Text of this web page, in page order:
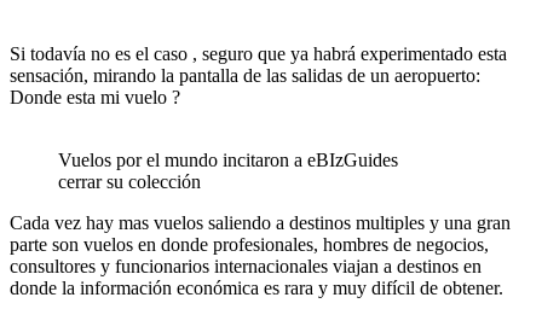
Si todavía no es el caso , seguro que ya habrá experimentado esta
sensación, mirando la pantalla de las salidas de un aeropuerto:
Donde esta mi vuelo ?
Vuelos por el mundo incitaron a eBIzGuides
cerrar su colección
Cada vez hay mas vuelos saliendo a destinos multiples y una gran
parte son vuelos en donde profesionales, hombres de negocios,
consultores y funcionarios internacionales viajan a destinos en
donde la información económica es rara y muy difícil de obtener.